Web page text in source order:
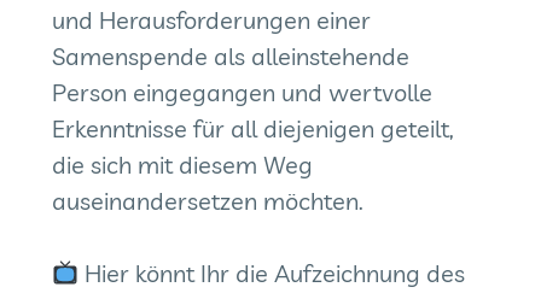
und Herausforderungen einer
Samenspende als alleinstehende
Person eingegangen und wertvolle
Erkenntnisse für all diejenigen geteilt,
die sich mit diesem Weg
auseinandersetzen möchten.
Hier könnt Ihr die Aufzeichnung des